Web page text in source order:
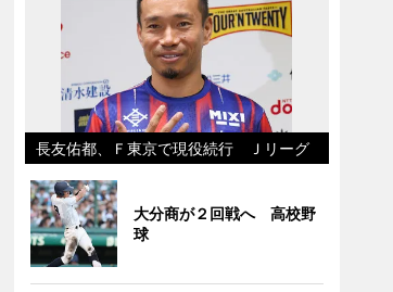
長友佑都、Ｆ東京で現役続行 Ｊリーグ
大分商が２回戦へ 高校野
球